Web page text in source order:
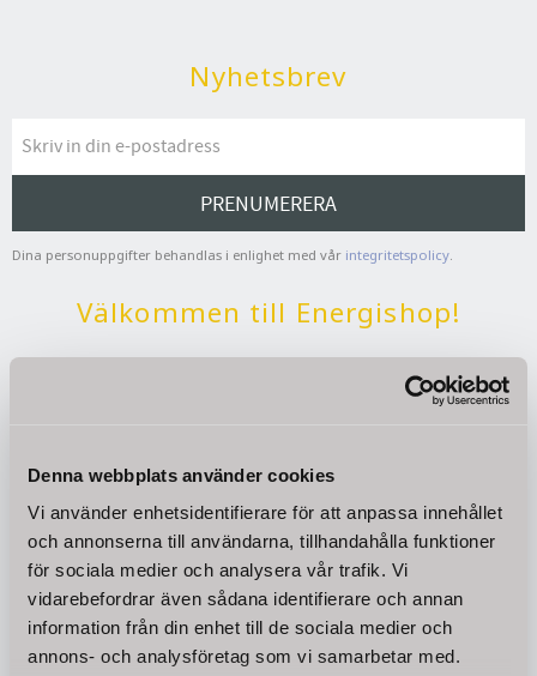
Denna webbplats använder cookies
Vi använder enhetsidentifierare för att anpassa innehållet
och annonserna till användarna, tillhandahålla funktioner
för sociala medier och analysera vår trafik. Vi
vidarebefordrar även sådana identifierare och annan
information från din enhet till de sociala medier och
annons- och analysföretag som vi samarbetar med.
Nyhetsbrev
PRENUMERERA
Dina personuppgifter behandlas i enlighet med vår integritetspolicy
Välkommen till Energishop!
Energishop är en certifierad e-handel med brett
Vårt ändamål är att ditt köp som privatperson eller
företagare ska vara så enkelt och smidigt som möjligt.
Trygg betalning, billiga fraktkostnader och snabba
leveranser.